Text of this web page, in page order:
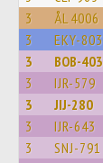
3 ÅL 4006
3 EKY-803
3 BOB-403
3 IJR-579
3 JIJ-280
3 IJR-643
3 SNJ-791